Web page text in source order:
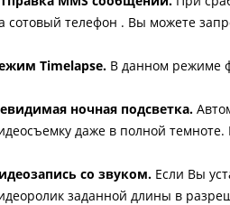
сотовый телефон . Вы можете
Timelapse. В данном режиме
ночная подсветка.
даже в полной
со звуком. Если Вы
заданной длины в